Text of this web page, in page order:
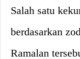
Salah satu
berdasarkan
Ramalan